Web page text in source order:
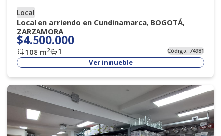
Local
Local en arriendo en Cundinamarca, BOGOTÁ,
ZARZAMORA
$4.500.000
108 m2 1 Código: 74981
Ver inmueble